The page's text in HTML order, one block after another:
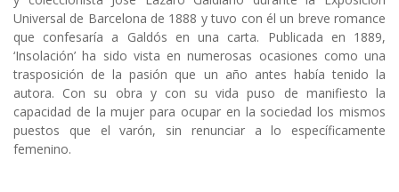
Universal de Barcelona de 1888 y tuvo con él un breve romance
que confesaría a Galdós en una carta. Publicada en 1889,
‘Insolación’ ha sido vista en numerosas ocasiones como una
trasposición de la pasión que un año antes había tenido la
autora. Con su obra y con su vida puso de manifiesto la
capacidad de la mujer para ocupar en la sociedad los mismos
puestos que el varón, sin renunciar a lo específicamente
femenino.